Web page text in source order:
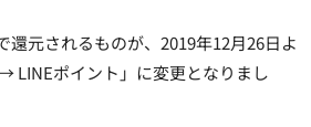
還元されるものが、2019年12月26日よ
LINEポイント」に変更となりまし